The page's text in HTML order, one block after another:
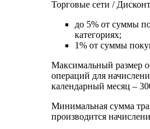
Торговые сети /
до 5% от суммы
категориях;
1% от суммы
Максимальный размер
операций для
календарный месяц –
Минимальная сумма
производится